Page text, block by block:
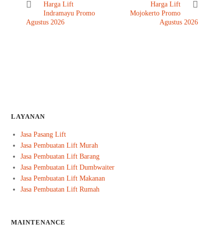
Harga Lift
Indramayu Promo
Agustus 2026
Harga Lift
Mojokerto Promo
Agustus 2026
LAYANAN
Jasa Pasang Lift
Jasa Pembuatan Lift Murah
Jasa Pembuatan Lift Barang
Jasa Pembuatan Lift Dumbwaiter
Jasa Pembuatan Lift Makanan
Jasa Pembuatan Lift Rumah
MAINTENANCE